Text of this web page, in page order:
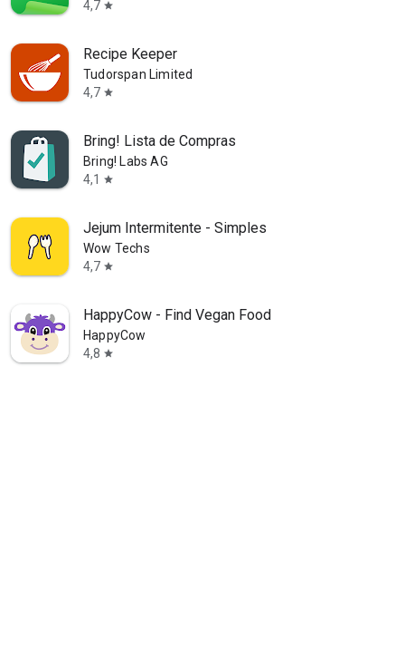
4,7 star
Recipe Keeper
Tudorspan Limited
4,7 star
Bring! Lista de Compras
Bring! Labs AG
4,1
star
Jejum Intermitente - Simples
Wow Techs
4,7 star
HappyCow - Find Vegan Food
HappyCow
4,8 star